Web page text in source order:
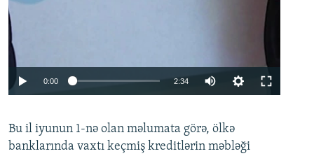
0:00 2:34
360p
480p
Bu il iyunun 1-nə olan məlumata görə, ölkə
banklarında vaxtı keçmiş kreditlərin məbləği